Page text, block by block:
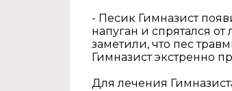
- Песик Гимназист
напуган и спрятался
заметили, что пес
Гимназист экстренно
Для лечения